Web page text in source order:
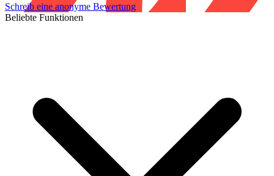
Schreib eine anonyme Bewertung
Beliebte Funktionen